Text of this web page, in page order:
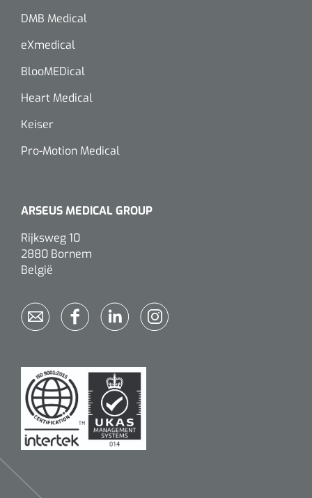
DMB Medical
eXmedical
BlooMEDical
Heart Medical
Keiser
Pro-Motion Medical
ARSEUS MEDICAL GROUP
Rijksweg 10
2880 Bornem
België